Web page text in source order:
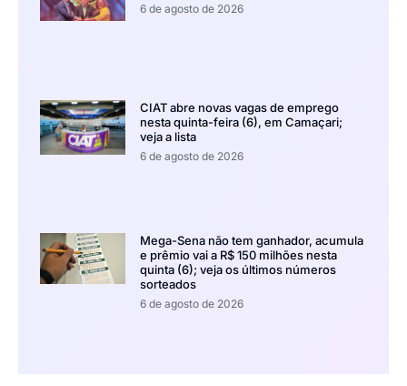
6 de agosto de 2026
CIAT abre novas vagas de emprego
nesta quinta-feira (6), em Camaçari;
veja a lista
6 de agosto de 2026
Mega-Sena não tem ganhador, acumula
e prêmio vai a R$ 150 milhões nesta
quinta (6); veja os últimos números
sorteados
6 de agosto de 2026